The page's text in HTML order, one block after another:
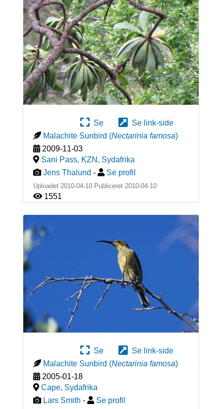
Se
Se link-side
Malachite Sunbird (Nectarinia famosa)
2009-11-03
Sani Pass, KZN , Sydafrika
Jens Thalund - Se profil
Uploadet 2010-04-10 Publiceret 2010-04-10
1551
Se
Se link-side
Malachite Sunbird (Nectarinia famosa)
2005-01-18
Cape, Sydafrika
Lars Smith - Se profil